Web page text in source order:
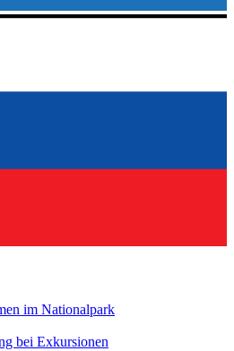
im Nationalpark
bei Exkursionen